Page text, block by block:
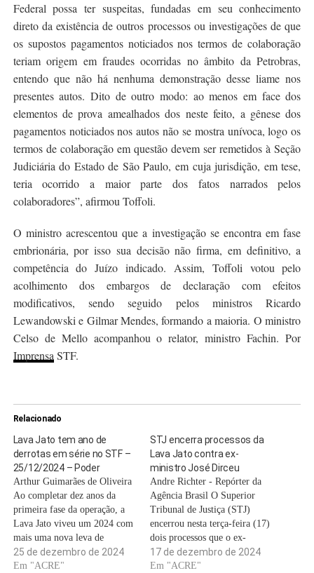
Federal possa ter suspeitas, fundadas em seu conhecimento
direto da existência de outros processos ou investigações de que
os supostos pagamentos noticiados nos termos de colaboração
teriam origem em fraudes ocorridas no âmbito da Petrobras,
entendo que não há nenhuma demonstração desse liame nos
presentes autos. Dito de outro modo: ao menos em face dos
elementos de prova amealhados dos neste feito, a gênese dos
pagamentos noticiados nos autos não se mostra unívoca, logo os
termos de colaboração em questão devem ser remetidos à Seção
Judiciária do Estado de São Paulo, em cuja jurisdição, em tese,
teria ocorrido a maior parte dos fatos narrados pelos
colaboradores”, afirmou Toffoli.
O ministro acrescentou que a investigação se encontra em fase
embrionária, por isso sua decisão não firma, em definitivo, a
competência do Juízo indicado. Assim, Toffoli votou pelo
acolhimento dos embargos de declaração com efeitos
modificativos, sendo seguido pelos ministros Ricardo
Lewandowski e Gilmar Mendes, formando a maioria. O ministro
Celso de Mello acompanhou o relator, ministro Fachin. Por
ImprensaSTF.
Relacionado
Lava Jato tem ano de
derrotas em série no STF –
25/12/2024 – Poder
Arthur Guimarães de Oliveira
Ao completar dez anos da
primeira fase da operação, a
Lava Jato viveu um 2024 com
mais uma nova leva de
derrotas no STF (Supremo
Tribunal Federal), que incluiu
25 de dezembro de 2024
Em "ACRE"
STJ encerra processos da
Lava Jato contra ex-
ministro José Dirceu
Andre Richter - Repórter da
Agência Brasil O Superior
Tribunal de Justiça (STJ)
encerrou nesta terça-feira (17)
dois processos que o ex-
ministro José Dirceu respondia
pelas investigações da
17 de dezembro de 2024
Em "ACRE"